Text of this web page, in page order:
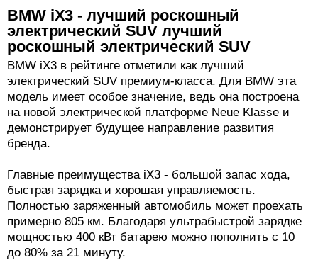
BMW iX3 - лучший роскошный
электрический SUV лучший
роскошный электрический SUV
BMW iX3 в рейтинге отметили как лучший
электрический SUV премиум-класса. Для BMW эта
модель имеет особое значение, ведь она построена
на новой электрической платформе Neue Klasse и
демонстрирует будущее направление развития
бренда.
Главные преимущества iX3 - большой запас хода,
быстрая зарядка и хорошая управляемость.
Полностью заряженный автомобиль может проехать
примерно 805 км. Благодаря ультрабыстрой зарядке
мощностью 400 кВт батарею можно пополнить с 10
до 80% за 21 минуту.